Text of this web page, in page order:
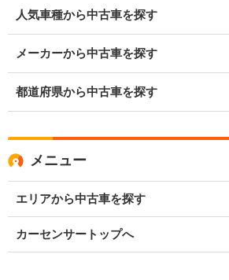
人気車種から中古車を探す
メーカーから中古車を探す
都道府県から中古車を探す
メニュー
エリアから中古車を探す
カーセンサートップへ